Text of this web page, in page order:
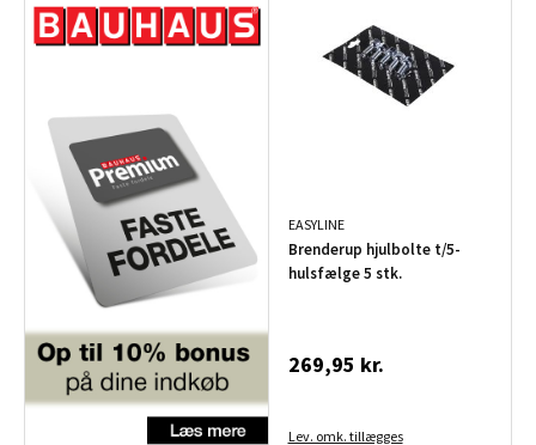
EASYLINE
Brenderup hjulbolte t/5-
hulsfælge 5 stk.
269,95 kr.
Lev. omk. tillægges